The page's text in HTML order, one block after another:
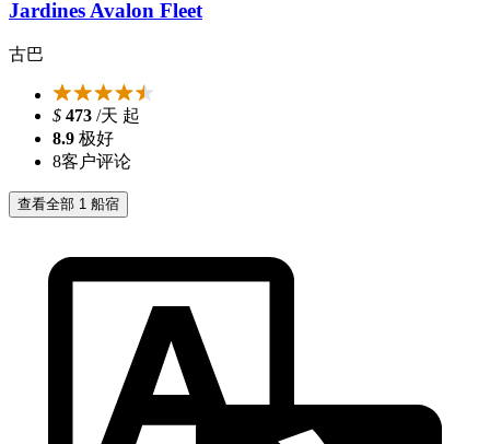
Jardines Avalon Fleet
古巴
$ 473 /天 起
8.9 极好
8客户评论
查看全部 1 船宿